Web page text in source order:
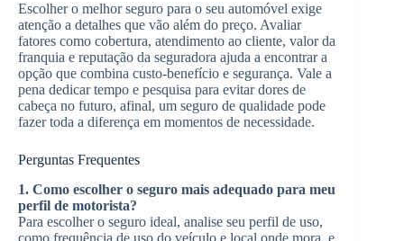
Escolher o melhor seguro para o seu automóvel exige
atenção a detalhes que vão além do preço. Avaliar
fatores como cobertura, atendimento ao cliente, valor da
franquia e reputação da seguradora ajuda a encontrar a
opção que combina custo-benefício e segurança. Vale a
pena dedicar tempo e pesquisa para evitar dores de
cabeça no futuro, afinal, um seguro de qualidade pode
fazer toda a diferença em momentos de necessidade.
Perguntas Frequentes
1. Como escolher o seguro mais adequado para meu
perfil de motorista?
Para escolher o seguro ideal, analise seu perfil de uso,
como frequência de uso do veículo e local onde mora, e